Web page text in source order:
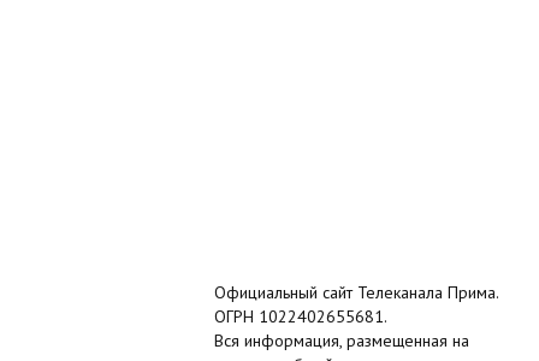
Официальный сайт Телеканала Прима.
ОГРН 1022402655681.
Вся информация, размещенная на